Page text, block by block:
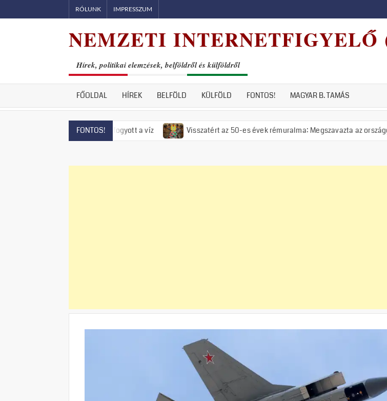
to
RÓLUNK IMPRESSZUM
NEMZETI INTERNETFIGYELŐ
Hírek, politikai elemzések, belföldről és külföldről
FŐOLDAL HÍREK BELFÖLD KÜLFÖLD FONTOS! MAGYAR B. TAMÁS
FONTOS!
már el is fogyott a víz Visszatért az 50-es évek rémuralma: Megszavazta az országgyűlés a